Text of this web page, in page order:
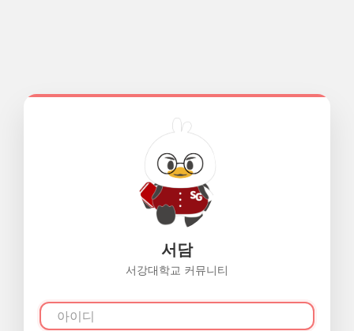
서담
서강대학교 커뮤니티